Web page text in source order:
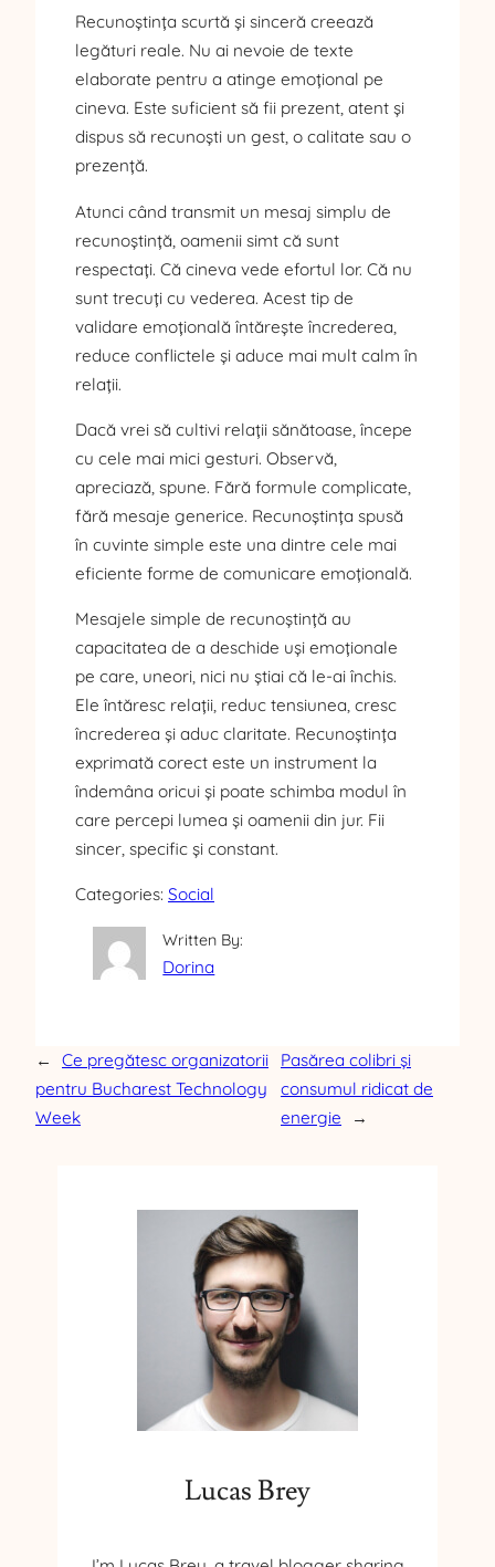
Recunoștința scurtă și sinceră creează
legături reale. Nu ai nevoie de texte
elaborate pentru a atinge emoțional pe
cineva. Este suficient să fii prezent, atent și
dispus să recunoști un gest, o calitate sau o
prezență.
Atunci când transmit un mesaj simplu de
recunoștință, oamenii simt că sunt
respectați. Că cineva vede efortul lor. Că nu
sunt trecuți cu vederea. Acest tip de
validare emoțională întărește încrederea,
reduce conflictele și aduce mai mult calm în
relații.
Dacă vrei să cultivi relații sănătoase, începe
cu cele mai mici gesturi. Observă,
apreciază, spune. Fără formule complicate,
fără mesaje generice. Recunoștința spusă
în cuvinte simple este una dintre cele mai
eficiente forme de comunicare emoțională.
Mesajele simple de recunoștință au
capacitatea de a deschide uși emoționale
pe care, uneori, nici nu știai că le-ai închis.
Ele întăresc relații, reduc tensiunea, cresc
încrederea și aduc claritate. Recunoștința
exprimată corect este un instrument la
îndemâna oricui și poate schimba modul în
care percepi lumea și oamenii din jur. Fii
sincer, specific și constant.
Categories: Social
Written By:
Dorina
←
Ce pregătesc organizatorii
pentru Bucharest Technology
Week
Pasărea colibri și
consumul ridicat de
energie
→
Lucas Brey